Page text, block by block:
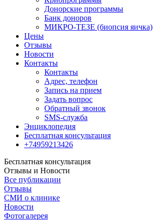
Донорские программы
Банк доноров
МИКРО-ТЕЗЕ (биопсия яичка)
Цены
Отзывы
Новости
Контакты
Контакты
Адрес, телефон
Запись на прием
Задать вопрос
Обратный звонок
SMS-служба
Энциклопедия
Бесплатная консультация
+74959213426
Бесплатная консультация
Отзывы и Новости
Все публикации
Отзывы
СМИ о клинике
Новости
Фотогалерея